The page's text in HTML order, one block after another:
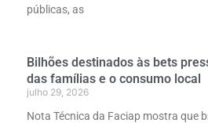
públicas, as
Bilhões destinados às bets
das famílias e o consumo local
julho 29, 2026
Nota Técnica da Faciap mostra que